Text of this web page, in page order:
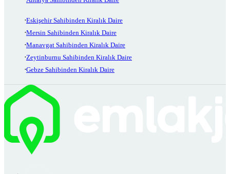
Eskişehir Sahibinden Kiralık Daire
Mersin Sahibinden Kiralık Daire
Manavgat Sahibinden Kiralık Daire
Zeytinburnu Sahibinden Kiralık Daire
Gebze Sahibinden Kiralık Daire